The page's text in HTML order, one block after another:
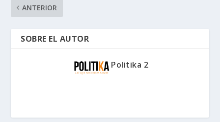
ANTERIOR
SOBRE EL AUTOR
Politika 2